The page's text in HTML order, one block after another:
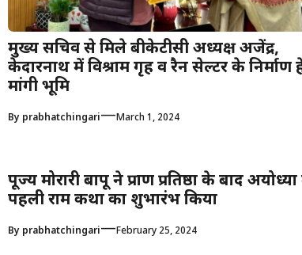
मुख्य सचिव से मिले बीकेटीसी अध्यक्ष अजेंद्र,
केदारनाथ में विश्राम गृह व रैन सेल्टर के निर्माण
मांगी भूमि
By prabhatchingari—March 1, 2024
पूज्य मोरारी बापू ने प्राण प्रतिष्ठा के बाद
पहली राम कथा का शुभारंभ किया
By prabhatchingari—February 25, 2024